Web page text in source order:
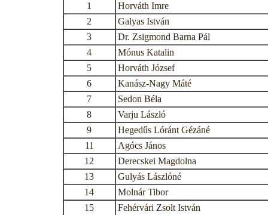
1
Horváth Imre
2
Galyas István
3
Dr. Zsigmond Barna Pál
4
Mónus Katalin
5
Horváth József
6
Kanász-Nagy Máté
7
Sedon Béla
8
Varju László
9
Hegedűs Lóránt Gézáné
11
Agócs János
12
Derecskei Magdolna
13
Gulyás Lászlóné
14
Molnár Tibor
15
Fehérvári Zsolt István